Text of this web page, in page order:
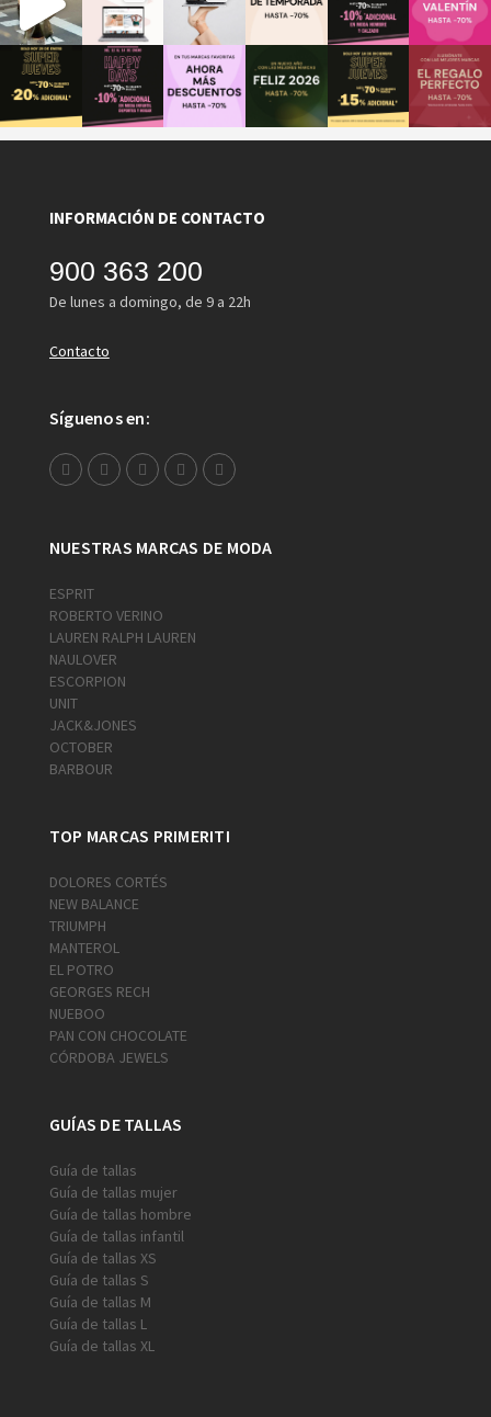
INFORMACIÓN DE CONTACTO
900 363 200
De lunes a domingo, de 9 a 22h
Contacto
Síguenos en:
NUESTRAS MARCAS DE MODA
ESPRIT
ROBERTO VERINO
LAUREN RALPH LAUREN
NAULOVER
ESCORPION
UNIT
JACK&JONES
OCTOBER
BARBOUR
TOP MARCAS PRIMERITI
DOLORES CORTÉS
NEW BALANCE
TRIUMPH
MANTEROL
EL POTRO
GEORGES RECH
NUEBOO
PAN CON CHOCOLATE
CÓRDOBA JEWELS
GUÍAS DE TALLAS
Guía de tallas
Guía de tallas mujer
Guía de tallas hombre
Guía de tallas infantil
Guía de tallas XS
Guía de tallas S
Guía de tallas M
Guía de tallas L
Guía de tallas XL